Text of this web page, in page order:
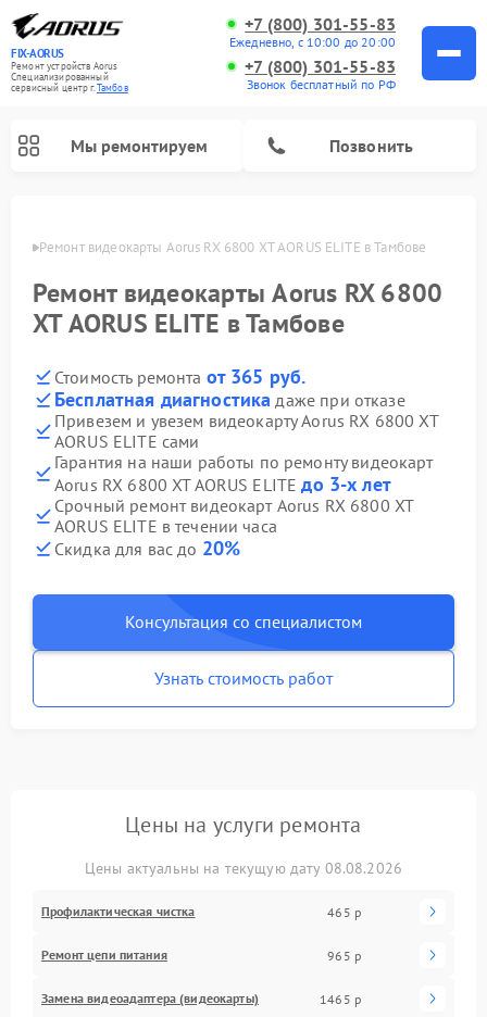
FIX-AORUS
Ремонт устройств Aorus
Специализированный
cервисный центр г.Тамбов
+7 (800) 301-55-83
Ежедневно, с 10:00 до 20:00
+7 (800) 301-55-83
Звонок бесплатный по РФ
Мы ремонтируем Позвонить
Ремонт видеокарты Aorus RX 6800 XT AORUS ELITE в Тамбове
Ремонт видеокарты Aorus RX 6800
XT AORUS ELITE в Тамбове
Стоимость ремонта от 365 руб.
Бесплатная диагностика даже при отказе
Привезем и увезем видеокарту Aorus RX 6800 XT
AORUS ELITE сами
Гарантия на наши работы по ремонту видеокарт
Aorus RX 6800 XT AORUS ELITEдо 3-х лет
Срочный ремонт видеокарт Aorus RX 6800 XT
AORUS ELITE в течении часа
Скидка для вас до 20%
Консультация со специалистом
Узнать стоимость работ
Цены на услуги ремонта
Цены актуальны на текущую дату 08.08.2026
Профилактическая чистка 465 р
Ремонт цепи питания 965 р
Замена видеоадаптера (видеокарты) 1465 р